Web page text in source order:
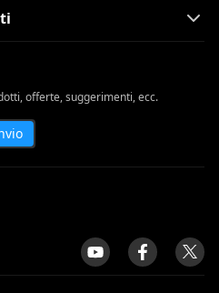
offerte, suggerimenti, ecc.